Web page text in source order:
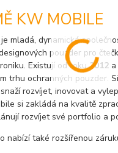
KW MOBILE
je mladá, dynamická
pouzder pro
Existují od roku2012
trhu ochranných pouzder.
rozvíjet, inovovat a
si zakládá na kvalitě
rozvíjet své portfolio a
nabízí také rozšířenou